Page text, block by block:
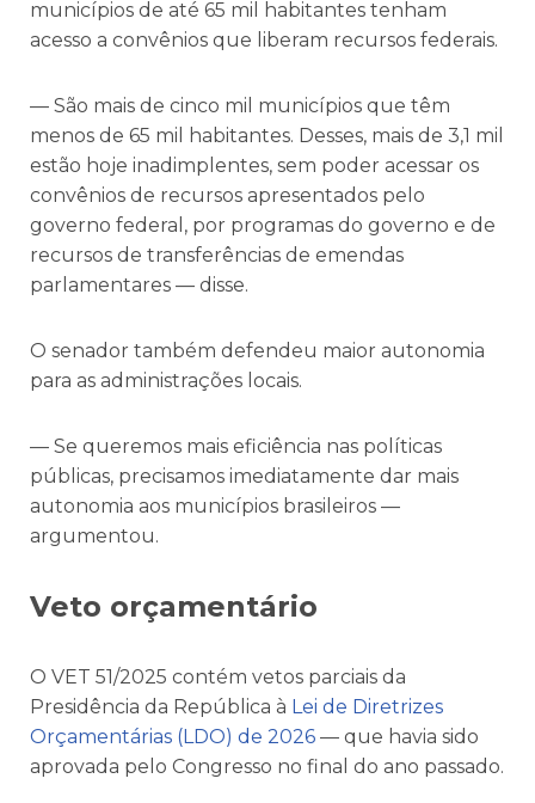
municípios de até 65 mil habitantes tenham
acesso a convênios que liberam recursos federais.
— São mais de cinco mil municípios que têm
menos de 65 mil habitantes. Desses, mais de 3,1 mil
estão hoje inadimplentes, sem poder acessar os
convênios de recursos apresentados pelo
governo federal, por programas do governo e de
recursos de transferências de emendas
parlamentares — disse.
O senador também defendeu maior autonomia
para as administrações locais.
— Se queremos mais eficiência nas políticas
públicas, precisamos imediatamente dar mais
autonomia aos municípios brasileiros —
argumentou.
Veto orçamentário
O VET 51/2025 contém vetos parciais da
Presidência da República à Lei de Diretrizes
Orçamentárias (LDO) de 2026 — que havia sido
aprovada pelo Congresso no final do ano passado.